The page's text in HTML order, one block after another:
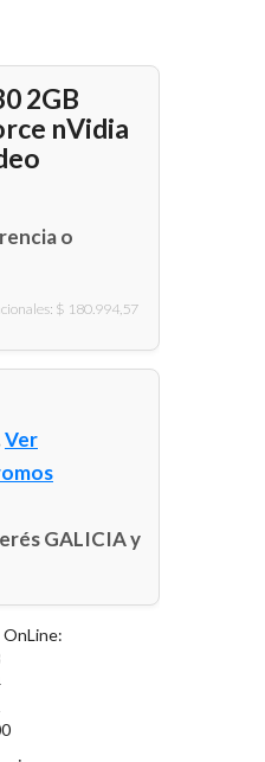
2GB
nVidia
o
$ 180.994,57
Ver
GALICIA y